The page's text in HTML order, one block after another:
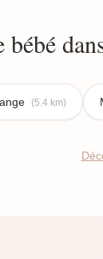
bébé
(5.4 km)